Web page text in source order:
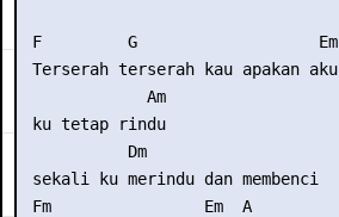
F         G                   Em
Terserah terserah kau apakan aku
             Am
ku tetap rindu
           Dm
sekali ku merindu dan membenci
Fm                Em  A